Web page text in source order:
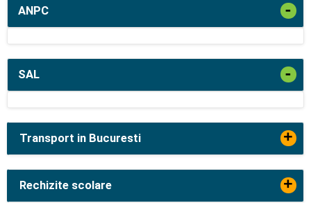
ANPC -
SAL -
Transport in Bucuresti +
Rechizite scolare +